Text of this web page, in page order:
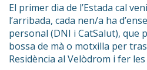
El primer dia de l’Estada cal
l’arribada, cada nen/a ha
personal (DNI i CatSalut), que
bossa de mà o motxilla per
Residència al Velòdrom i fer